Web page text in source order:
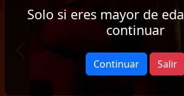
Solo si eres mayor de
continuar
Continuar Salir